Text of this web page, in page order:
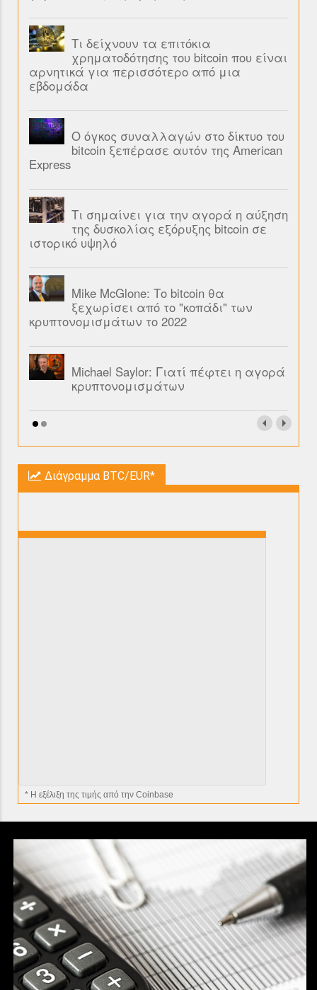
Τι δείχνουν τα επιτόκια
χρηματοδότησης του bitcoin που είναι
αρνητικά για περισσότερο από μια
εβδομάδα
Ο όγκος συναλλαγών στο δίκτυο του
bitcoin ξεπέρασε αυτόν της American
Express
Τι σημαίνει για την αγορά η αύξηση
της δυσκολίας εξόρυξης bitcoin σε
ιστορικό υψηλό
Mike McGlone: Το bitcoin θα
ξεχωρίσει από το "κοπάδι" των
κρυπτονομισμάτων το 2022
Michael Saylor: Γιατί πέφτει η αγορά
κρυπτονομισμάτων
Διάγραμμα BTC/EUR*
* H εξέλιξη της τιμής από την Coinbase